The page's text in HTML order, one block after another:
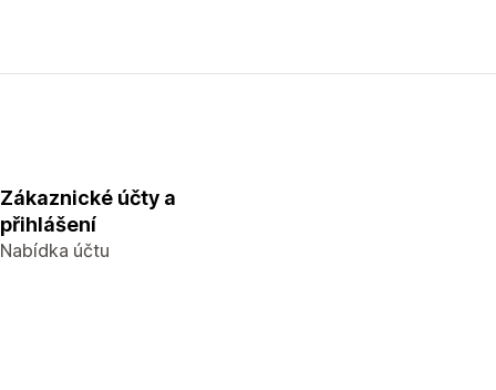
Zákaznické účty a
přihlášení
Nabídka účtu